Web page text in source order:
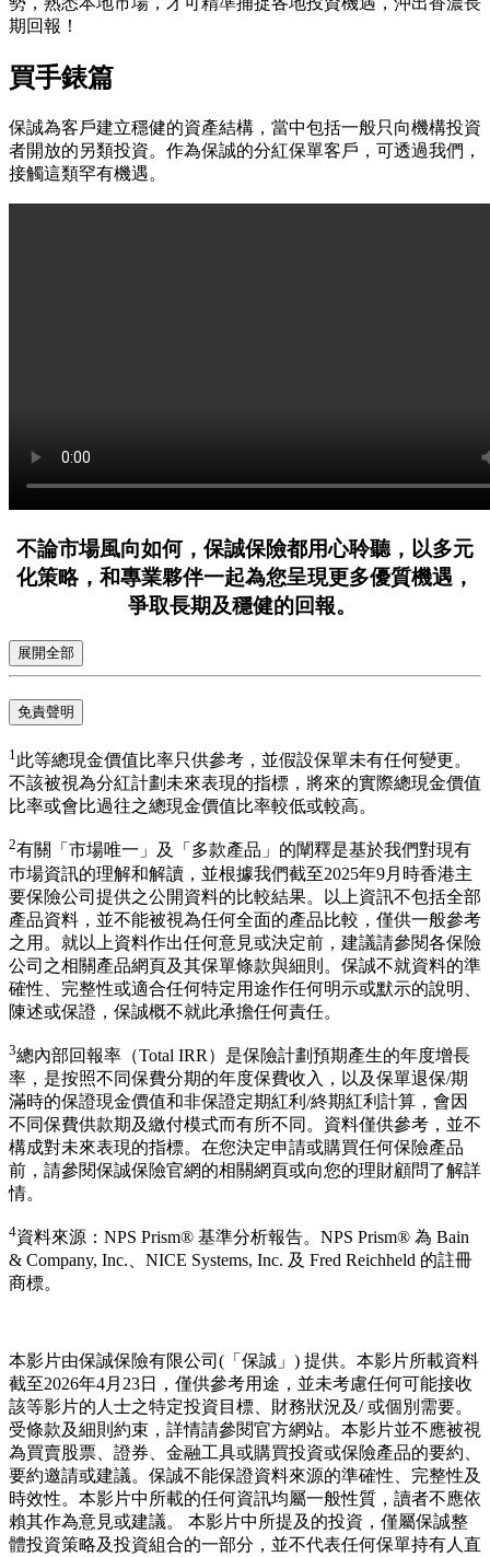
期回報！
買手錶篇
保誠為客戶建立穩健的資產結構，當中包括一般只向機構投資
者開放的另類投資。作為保誠的分紅保單客戶，可透過我們，
接觸這類罕有機遇。
不論市場風向如何，保誠保險都用心聆聽，以多元
化策略，和專業夥伴一起為您呈現更多優質機遇，
爭取長期及穩健的回報。
展開全部
免責聲明
1 此等總現金價值比率只供參考，並假設保單未有任何變更。
不該被視為分紅計劃未來表現的指標，將來的實際總現金價值
比率或會比過往之總現金價值比率較低或較高。
2有關「市場唯一」及「多款產品」的闡釋是基於我們對現有
巿場資訊的理解和解讀，並根據我們截至2025年9月時香港主
要保險公司提供之公開資料的比較結果。以上資訊不包括全部
產品資料，並不能被視為任何全面的產品比較，僅供一般參考
之用。就以上資料作出任何意見或決定前，建議請參閱各保險
公司之相關產品網頁及其保單條款與細則。保誠不就資料的準
確性、完整性或適合任何特定用途作任何明示或默示的說明、
陳述或保證，保誠概不就此承擔任何責任。
3總內部回報率（Total IRR）是保險計劃預期產生的年度增長
率，是按照不同保費分期的年度保費收入，以及保單退保/期
滿時的保證現金價值和非保證定期紅利/終期紅利計算，會因
不同保費供款期及繳付模式而有所不同。資料僅供參考，並不
構成對未來表現的指標。在您決定申請或購買任何保險產品
前，請參閱保誠保險官網的相關網頁或向您的理財顧問了解詳
情。
4資料來源：NPS Prism® 基準分析報告。NPS Prism® 為 Bain
& Company, Inc.、NICE Systems, Inc. 及 Fred Reichheld 的註冊
商標。
本影片由保誠保險有限公司(「保誠」) 提供。本影片所載資料
截至2026年4月23日，僅供參考用途，並未考慮任何可能接收
該等影片的人士之特定投資目標、財務狀況及/ 或個別需要。
受條款及細則約束，詳情請參閱官方網站。本影片並不應被視
為買賣股票、證券、金融工具或購買投資或保險產品的要約、
要約邀請或建議。保誠不能保證資料來源的準確性、完整性及
時效性。本影片中所載的任何資訊均屬一般性質，讀者不應依
賴其作為意見或建議。 本影片中所提及的投資，僅屬保誠整
體投資策略及投資組合的一部分，並不代表任何保單持有人直